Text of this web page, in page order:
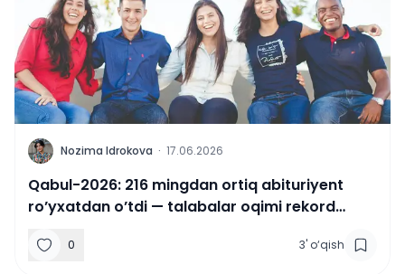
N Nozima Idrokova · 17.06.2026
Qabul-2026: 216 mingdan ortiq abituriyent
ro’yxatdan o’tdi — talabalar oqimi rekord
0 3' o‘qish